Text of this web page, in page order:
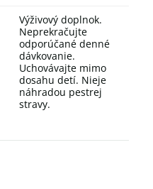
Výživový doplnok.
Neprekračujte
odporúčané denné
dávkovanie.
Uchovávajte mimo
dosahu detí. Nieje
náhradou pestrej
stravy.